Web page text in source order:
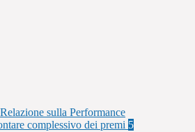
Relazione sulla Performance
complessivo dei premi 5